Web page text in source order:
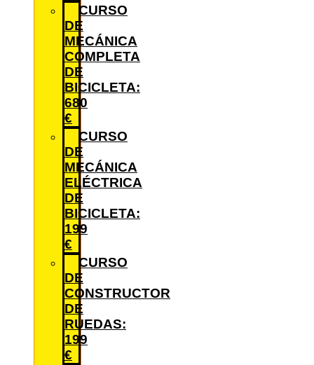
CURSO
DE
MECÁNICA
COMPLETA
DE
BICICLETA:
680
€
CURSO
DE
MECÁNICA
ELÉCTRICA
DE
BICICLETA:
199
€
CURSO
DE
CONSTRUCTOR
DE
RUEDAS:
199
€